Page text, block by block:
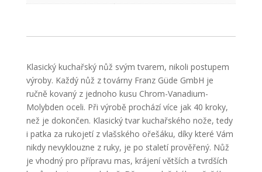
Klasický kuchařský nůž svým tvarem, nikoli postupem
výroby. Každý nůž z továrny Franz Güde GmbH je
ručně kovaný z jednoho kusu Chrom-Vanadium-
Molybden oceli. Při výrobě prochází více jak 40 kroky,
než je dokončen. Klasický tvar kuchařského nože, tedy
i patka za rukojetí z vlašského ořešáku, díky které Vám
nikdy nevyklouzne z ruky, je po staletí prověřený. Nůž
je vhodný pro přípravu mas, krájení větších a tvrdších